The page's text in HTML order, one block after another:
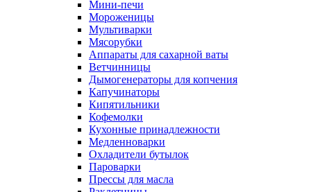
Мини-печи
Мороженицы
Мультиварки
Мясорубки
Аппараты для сахарной ваты
Ветчинницы
Дымогенераторы для копчения
Капучинаторы
Кипятильники
Кофемолки
Кухонные принадлежности
Медленноварки
Охладители бутылок
Пароварки
Прессы для масла